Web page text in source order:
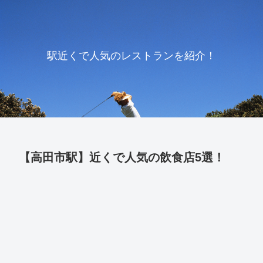
駅近くで人気のレストランを紹介！
【高田市駅】近くで人気の飲食店5選！